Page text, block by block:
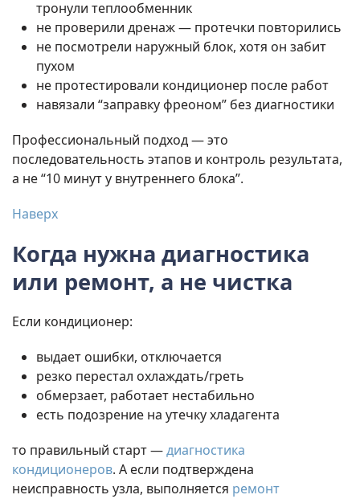
тронули теплообменник
не проверили дренаж — протечки повторились
не посмотрели наружный блок, хотя он забит
пухом
не протестировали кондиционер после работ
навязали “заправку фреоном” без диагностики
Профессиональный подход — это
последовательность этапов и контроль результата,
а не “10 минут у внутреннего блока”.
Наверх
Когда нужна диагностика
или ремонт, а не чистка
Если кондиционер:
выдает ошибки, отключается
резко перестал охлаждать/греть
обмерзает, работает нестабильно
есть подозрение на утечку хладагента
то правильный старт —диагностика
кондиционеров. А если подтверждена
неисправность узла, выполняется ремонт